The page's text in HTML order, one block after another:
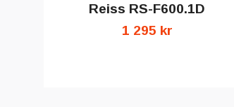
Reiss RS-F600.1D
1 295 kr